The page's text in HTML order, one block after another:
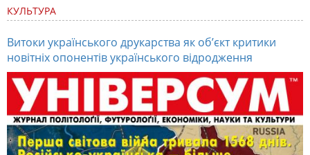
КУЛЬТУРА
Витоки українського друкарства як об’єкт критики
новітніх опонентів українського відродження